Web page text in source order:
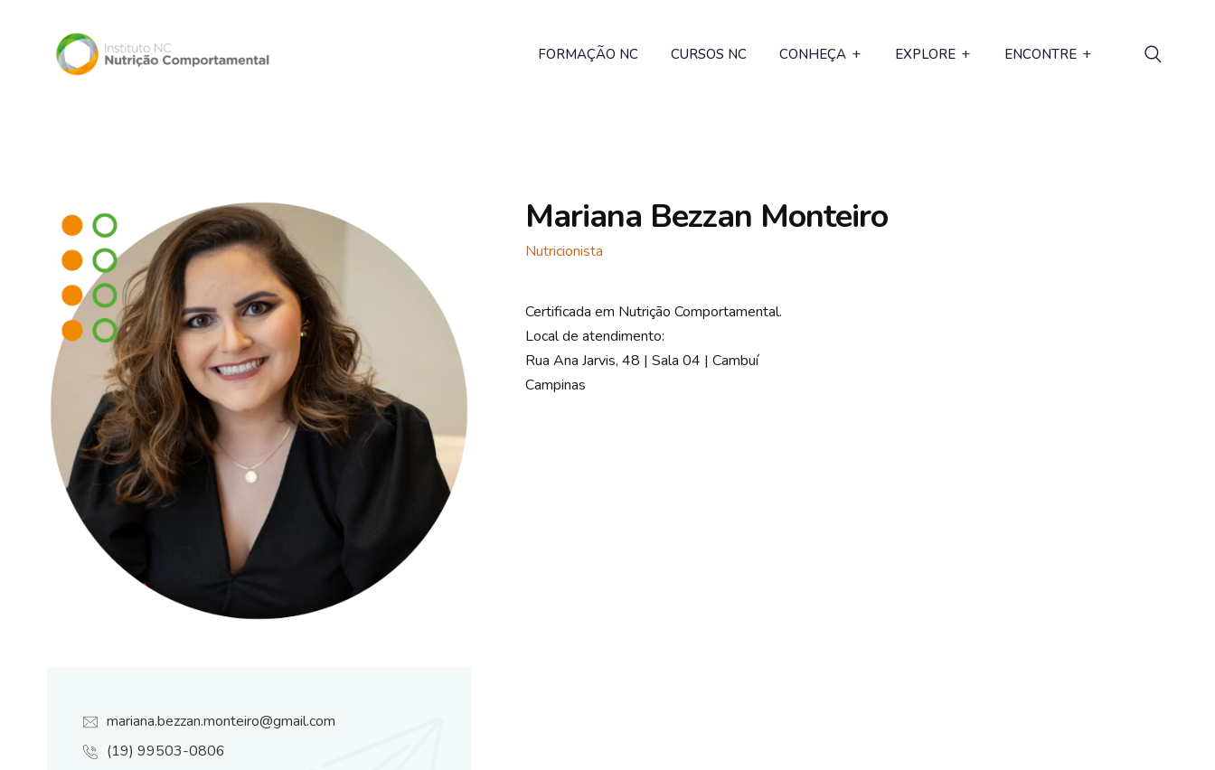
FORMAÇÃO NC CURSOS NC CONHEÇA EXPLORE ENCONTRE
mariana.bezzan.monteiro@gmail.com
(19) 99503-0806
Mariana Bezzan Monteiro
Nutricionista
Certificada em Nutrição Comportamental.
Local de atendimento:
Rua Ana Jarvis, 48 | Sala 04 | Cambuí
Campinas